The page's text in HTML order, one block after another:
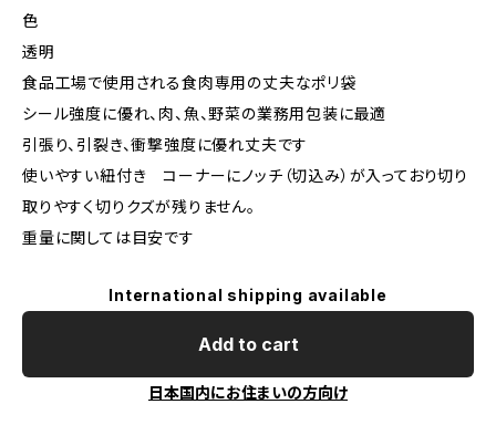
色
透明
食品工場で使用される食肉専用の丈夫なポリ袋
シール強度に優れ、肉、魚、野菜の業務用包装に最適
引張り、引裂き、衝撃強度に優れ丈夫です
使いやすい紐付き コーナーにノッチ（切込み）が入っており切り
取りやすく切りクズが残りません。
重量に関しては目安です
International shipping available
Add to cart
日本国内にお住まいの方向け